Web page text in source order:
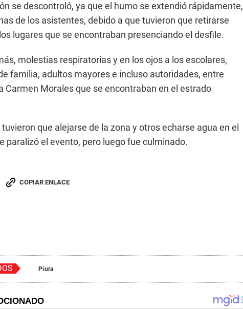
se descontroló, ya que el humo se extendió rápidamente,
de los asistentes, debido a que tuvieron que retirarse
lugares que se encontraban presenciando el desfile.
molestias respiratorias y en los ojos a los escolares,
familia, adultos mayores e incluso autoridades, entre
Carmen Morales que se encontraban en el estrado
que alejarse de la zona y otros echarse agua en el
paralizó el evento, pero luego fue culminado.
COPIAR ENLACE
Piura